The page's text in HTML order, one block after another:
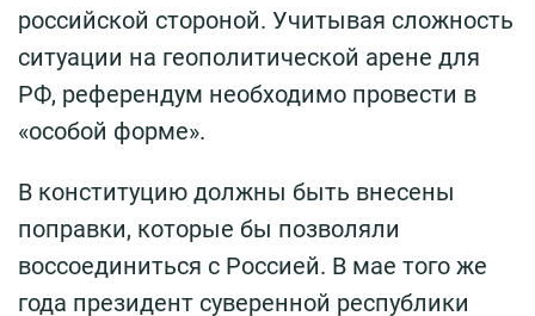
российской стороной. Учитывая сложность
ситуации на геополитической арене для
РФ, референдум необходимо провести в
«особой форме».
В конституцию должны быть внесены
поправки, которые бы позволяли
воссоединиться с Россией. В мае того же
года президент суверенной республики